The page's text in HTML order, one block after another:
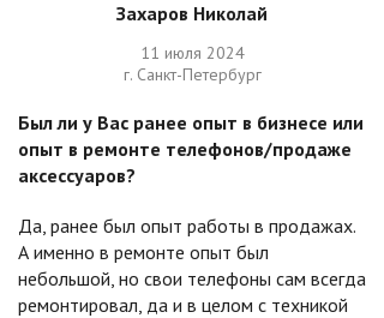
Захаров Николай
11 июля 2024
г. Санкт-Петербург
Был ли у Вас ранее опыт в бизнесе или
опыт в ремонте телефонов/продаже
аксессуаров?
Да, ранее был опыт работы в продажах.
А именно в ремонте опыт был
небольшой, но свои телефоны сам всегда
ремонтировал, да и в целом с техникой